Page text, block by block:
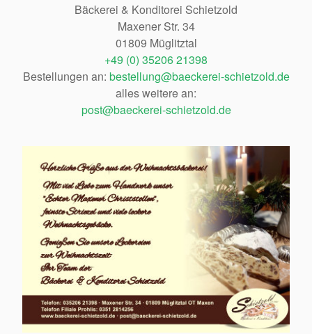
Bäckerei & Konditorei Schietzold
Maxener Str. 34
01809 Müglitztal
+49 (0) 35206 21398
Bestellungen an: bestellung@baeckerei-schietzold.de
alles weitere an:
post@baeckerei-schietzold.de